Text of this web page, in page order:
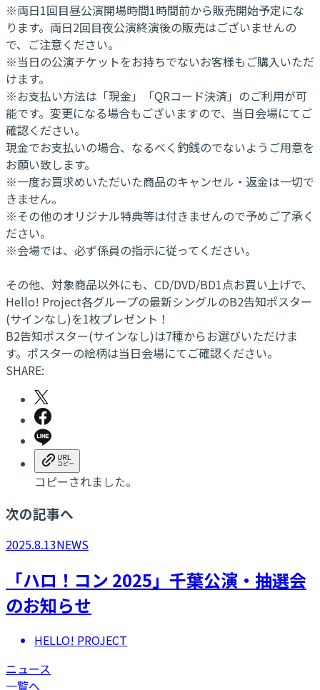
※両日1回目昼公演開場時間1時間前から販売開始予定にな
ります。両日2回目夜公演終演後の販売はございませんの
で、ご注意ください。
※当日の公演チケットをお持ちでないお客様もご購入いただ
けます。
※お支払い方法は「現金」「QRコード決済」のご利用が可
能です。変更になる場合もございますので、当日会場にてご
確認ください。
現金でお支払いの場合、なるべく釣銭のでないようご用意を
お願い致します。
※一度お買求めいただいた商品のキャンセル・返金は一切で
きません。
※その他のオリジナル特典等は付きませんので予めご了承く
ださい。
※会場では、必ず係員の指示に従ってください。
その他、対象商品以外にも、CD/DVD/BD1点お買い上げで、
Hello! Project各グループの最新シングルのB2告知ポスター
(サインなし)を1枚プレゼント！
B2告知ポスター(サインなし)は7種からお選びいただけま
す。ポスターの絵柄は当日会場にてご確認ください。
SHARE:
コピーされました。
次の記事へ
2025.8.13NEWS
「ハロ！コン 2025」千葉公演・抽選会
のお知らせ
HELLO! PROJECT
ニュース
一覧へ